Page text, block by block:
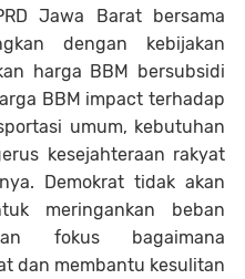
Jawa Barat bersama
dengan kebijakan
harga BBM bersubsidi
BBM impact terhadap
umum, kebutuhan
kesejahteraan rakyat
Demokrat tidak akan
meringankan beban
fokus bagaimana
dan membantu kesulitan